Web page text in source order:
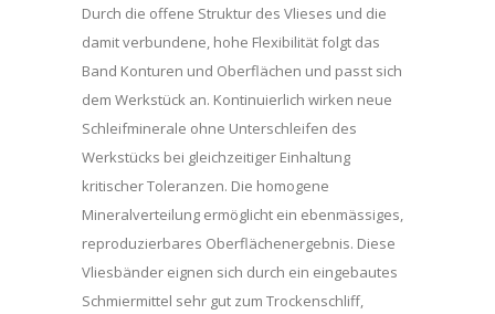
Durch die offene Struktur des Vlieses und die
damit verbundene, hohe Flexibilität folgt das
Band Konturen und Oberflächen und passt sich
dem Werkstück an. Kontinuierlich wirken neue
Schleifminerale ohne Unterschleifen des
Werkstücks bei gleichzeitiger Einhaltung
kritischer Toleranzen. Die homogene
Mineralverteilung ermöglicht ein ebenmässiges,
reproduzierbares Oberflächenergebnis. Diese
Vliesbänder eignen sich durch ein eingebautes
Schmiermittel sehr gut zum Trockenschliff,